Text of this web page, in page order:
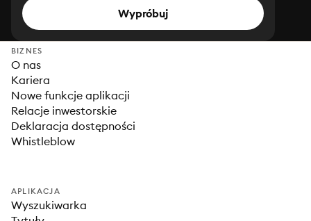
Wypróbuj
BIZNES
O nas
Kariera
Nowe funkcje aplikacji
Relacje inwestorskie
Deklaracja dostępności
Whistleblow
APLIKACJA
Wyszukiwarka